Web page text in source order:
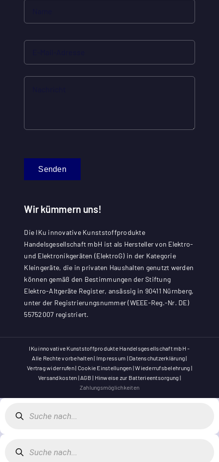
Senden
Wir kümmern uns!
Die IKu innovative Kunststoffprodukte
Handelsgesellschaft mbH ist als Hersteller von Elektro-
und Elektronikgeräten (ElektroG) in der Kategorie
Kleingeräte, die in privaten Haushalten genutzt werden
können gemäß den Bestimmungen der Stiftung
Elektro-Altgeräte Register, ansässig in 90411 Nürnberg,
unter der Registrierungsnummer (WEEE-Reg.-Nr. DE)
55752007 registriert.
IKu innovative Kunststoffprodukte Handelsgesellschaft mbH -
Alle Rechte vorbehalten | Impressum | Datenschutzerklärung|
Vertrag widerrufen| Cookie Einstellungen |Wiederrufsbelehrung |
Versandkosten | AGB | Hinweise zur Batterieentsorgung |
Zahlungsmöglichkeiten
search
search